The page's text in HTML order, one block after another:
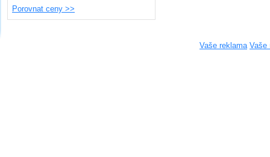
Porovnat ceny >>
Vaše reklama Vaše